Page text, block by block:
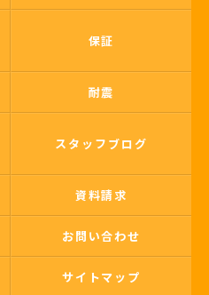
保証
耐震
スタッフブログ
資料請求
お問い合わせ
サイトマップ